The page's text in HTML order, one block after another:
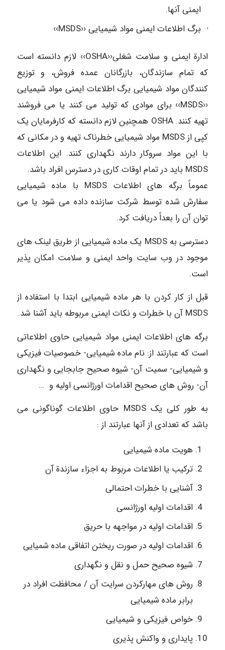
ایمنی آنها.
برگ اطلاعات ایمنی مواد شیمیایی ‹‹MSDS››
ادارة ایمنی و سلامت شغلی‹‹OSHA›› لازم دانسته است
که تمام سازندگان، بازرگانان عمده فروش، و توزیع
کنندگان مواد شیمیایی برگ اطلاعات ایمنی مواد شیمیایی
‹‹MSDS›› برای موادی که تولید می کنند یا می فروشند
تهیه کنند. OSHA همچنین لازم دانسته که کارفرمایان یک
کپی از MSDS مواد شیمیایی خطرناک تهیه و در مکانی که
با این مواد سروکار دارند نگهداری کنند. این اطلاعات
MSDS باید در تمام اوقات کاری در دسترس افراد باشد.
عموماً برگه های اطلاعات MSDS با ماده شیمیایی
سفارش شده توسط شرکت سازنده داده می شود یا می
توان آن را بعداً دریافت کرد.
دسترسی به MSDS یک ماده شیمیایی از طریق لینک های
موجود در وب سایت واحد ایمنی و سلامت امکان پذیر
است.
قبل از کار کردن با هر ماده شیمیایی ابتدا با استفاده از
MSDS آن با خطرات و نکات ایمنی مربوطه باید آشنا شد.
برگه های اطلاعات ایمنی مواد شیمیایی حاوی اطلاعاتی
است که عبارتند از: نام ماده شیمیایی- خصوصیات فیزیکی
و شیمیایی- سمیت آن- شیوه صحیح جابجایی و نگهداری
آن- روش های صحیح اقدامات اورژانسی اولیه و …
به طور کلی یک MSDS حاوی اطلاعات گوناگونی می
باشد که تعدادی از آنها عبارتند از :
هویت ماده شیمیایی
ترکیب یا اطلاعات مربوط به اجزاء سازندة آن
آشنایی با خطرات احتمالی
اقدامات اولیه اورژانسی
اقدامات اولیه در مواجهه با حریق
اقدامات اولیه در صورت ریختن اتفاقی ماده شمیایی
شیوه صحیح حمل و نقل و نگهداری
روش های مهارکردن سرایت آن / محافظت افراد در
برابر ماده شیمیایی
خواص فیزیکی و شیمیایی
پایداری و واکنش پذیری